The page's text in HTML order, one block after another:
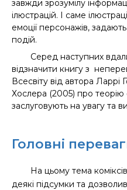
завжди зрозумілу
ілюстрацій. І саме
емоції персонажів,
подій.
Серед наступних
відзначити книгу з
Всесвіту від автора Ларрі
Хослера (2005) про теорію
заслуговують на увагу та
Головні
На цьому тема
деякі підсумки та